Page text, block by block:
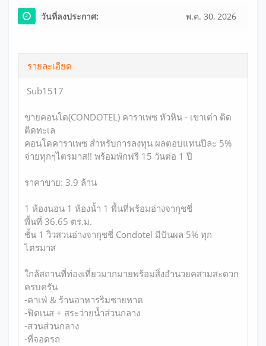
วันที่ลงประกาศ: พ.ค. 30, 2026
รายละเอียด
Sub1517
ขายคอนโด(CONDOTEL) คาราเพซ หัวหิน - เขาเต่า ติด
ติดทะเล
คอนโดคาราเพซ สำหรับการลงทุน ผลตอบแทนปีละ 5%
จ่ายทุกๆไตรมาส!! พร้อมพักฟรี 15 วันต่อ 1 ปี
ราคาขาย: 3.9 ล้าน
1 ห้องนอน 1 ห้องน้ำ 1 พื้นที่พร้อมอ่างจากุชชี่
พื้นที่ 36.65 ตร.ม.
ชั้น 1 วิวสวนอ่างจากุชชี่ Condotel มีปันผล 5% ทุก
ไตรมาส
ใกล้สถานที่ท่องเที่ยวมากมายพร้อมสิ่งอำนวยคสามสะดวก
ครบครัน
-คาเฟ่ & ร้านอาหารริมชายหาด
-ฟิตเนส + สระว่ายน้ำส่วนกลาง
-สวนส่วนกลาง
-ที่จอดรถ